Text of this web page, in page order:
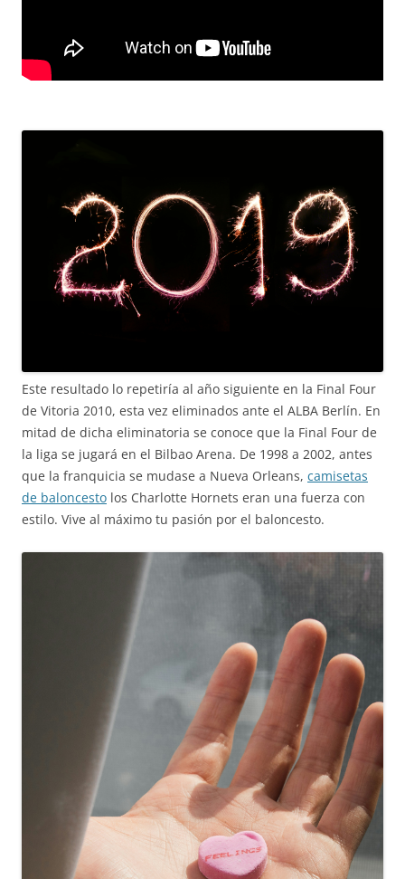
Este resultado lo repetiría al año siguiente en la Final Four
de Vitoria 2010, esta vez eliminados ante el ALBA Berlín. En
mitad de dicha eliminatoria se conoce que la Final Four de
la liga se jugará en el Bilbao Arena. De 1998 a 2002, antes
que la franquicia se mudase a Nueva Orleans, camisetas
de baloncesto los Charlotte Hornets eran una fuerza con
estilo. Vive al máximo tu pasión por el baloncesto.